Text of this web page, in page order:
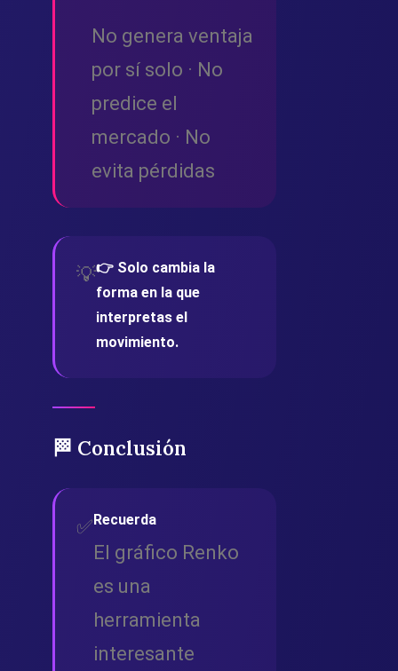
No genera ventaja
por sí solo · No
predice el
mercado · No
evita pérdidas
💡👉 Solo cambia la
forma en la que
interpretas el
movimiento.
🏁 Conclusión
✅Recuerda
El gráfico Renko
es una
herramienta
interesante